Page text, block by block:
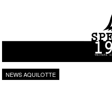
Vai al contenuto
NEWS AQUILOTTE